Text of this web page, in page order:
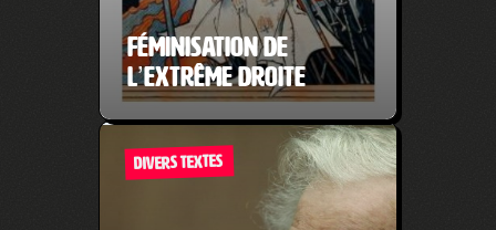
Féminisation de
l’extrême droite
DIVERS TEXTES